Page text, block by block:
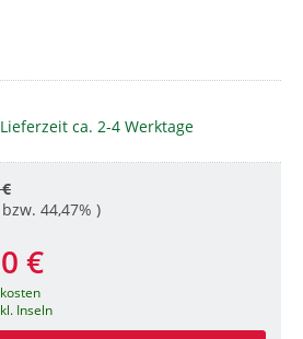
ca. 2-4 Werktage
44,47% )
€
Inseln